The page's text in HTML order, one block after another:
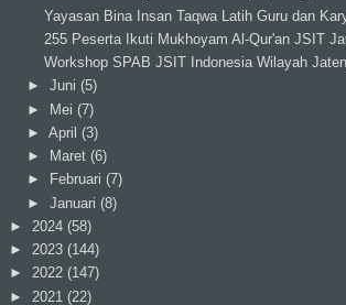
Yayasan Bina Insan Taqwa Latih Guru dan
255 Peserta Ikuti Mukhoyam Al-Qur'an JSIT
Workshop SPAB JSIT Indonesia Wilayah
► Juni (5)
► Mei (7)
► April (3)
►
Maret (6)
►
Februari (7)
► Januari (8)
► 2024 (58)
► 2023 (144)
► 2022 (147)
► 2021 (22)